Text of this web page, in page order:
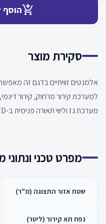
add_shopping_cart
סקירת מוצר
אלמנטים זוויתיים בדגם זה
למערכת קירור מרחוק, קירור
מערכת גז וליווי תאורה פנימית ב-LED.
מפרט טכני ונתוני
שטח אזור התצוגה (מ"ר)
נפח תא קירור (ליטר)